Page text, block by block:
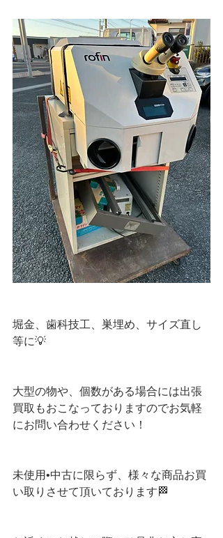
堀金、歯科技工、巣埋め、サイズ直し
等に💡
大型の物や、個数がある場合には出張
買取もおこなっておりますのでお気軽
にお問い合わせください！
未使用•中古に限らず、様々な商品お買
い取りさせて頂いております🏁